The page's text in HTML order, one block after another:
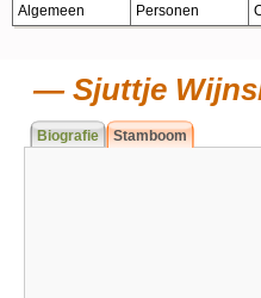
Algemeen Personen
Sjuttje
Biografie Stamboom